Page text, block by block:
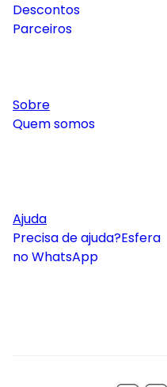
Descontos
Parceiros
Sobre
Quem somos
Ajuda
Precisa de ajuda?Esfera
no WhatsApp